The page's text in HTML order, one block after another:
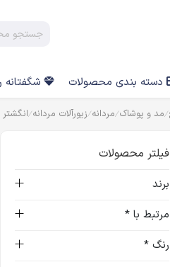
دسته بندی محصولات شگفتانه
مد و پوشاک مردانه زیورآلات مردانه انگشتر
فیلتر محصولات
برند
مرتبط با *
رنگ *
سبز مردانه انگشتر عقیق آبی مردانه